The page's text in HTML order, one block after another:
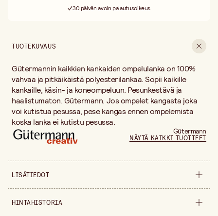
30 päivän avoin palautusoikeus
TUOTEKUVAUS
Gütermannin kaikkien kankaiden ompelulanka on 100%
vahvaa ja pitkäikäistä polyesterilankaa. Sopii kaikille
kankaille, käsin- ja koneompeluun. Pesunkestävä ja
haalistumaton. Gütermann. Jos ompelet kangasta joka
voi kutistua pesussa, pese kangas ennen ompelemista
koska lanka ei kutistu pesussa.
Gütermann
NÄYTÄ KAIKKI TUOTTEET
LISÄTIEDOT
Materiaali Polyesteri
HINTAHISTORIA